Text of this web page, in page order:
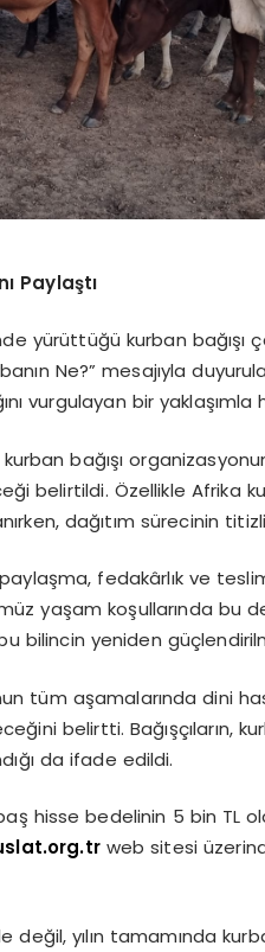
Paylaştı
yürüttüğü kurban bağışı
Ne?” mesajıyla
vurgulayan bir yaklaşımla
bağışı
belirtildi. Özellikle Afrika
dağıtım sürecinin
fedakârlık ve
yaşam koşullarında
bilincin yeniden
tüm aşamalarında dini
belirtti. Bağışçıların,
da ifade edildi.
hisse bedelinin 5 bin TL
web sitesi
yılın tamamında